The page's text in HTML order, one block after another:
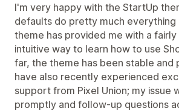
I'm very happy with the StartUp
defaults do pretty much everything
theme has provided me with a fairly
intuitive way to learn how to use
far, the theme has been stable and
have also recently experienced
support from Pixel Union; my issue
promptly and follow-up questions